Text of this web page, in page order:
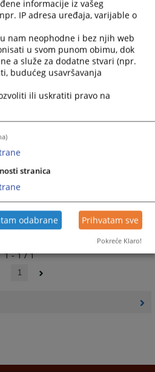
select
date.
Press
the
question
mark
keyboard
shortcuts
for
dates.
1 - 1 / 1
1
informacije iz vašeg
IP adresa uređaja, varijable o
nam neophodne i bez njih web
u svom punom obimu, dok
a služe za dodatne stvari (npr.
budućeg usavršavanja
ili uskratiti pravo na
stranica
odabrane Prihvatam sve
Pokreće Klaro!